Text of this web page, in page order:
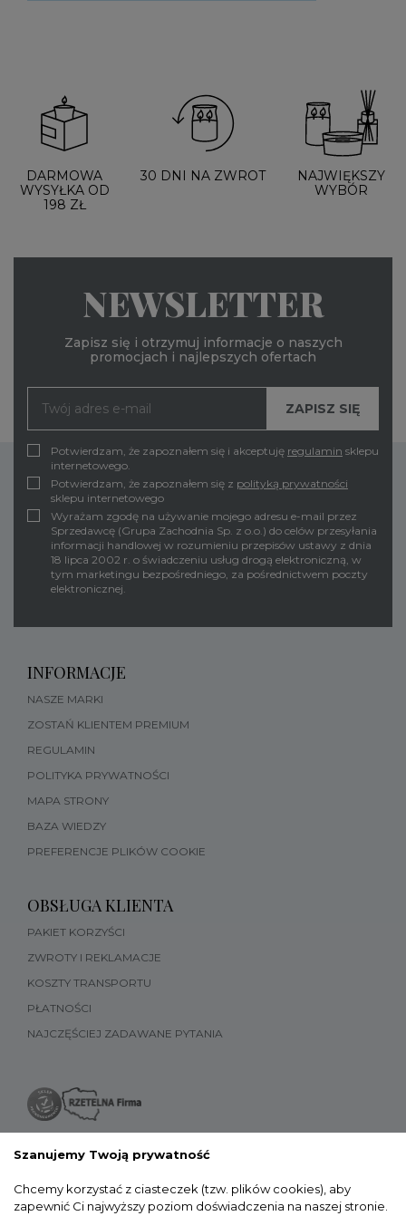
DARMOWA
WYSYŁKA OD
198 ZŁ
30 DNI NA ZWROT
NAJWIĘKSZY
WYBÓR
NEWSLETTER
Zapisz się i otrzymuj informacje o naszych
promocjach i najlepszych ofertach
Potwierdzam, że zapoznałem się i akceptuję regulamin sklepu
internetowego.
Potwierdzam, że zapoznałem się z polityką prywatności
sklepu internetowego
Wyrażam zgodę na używanie mojego adresu e-mail przez
Sprzedawcę (Grupa Zachodnia Sp. z o.o.) do celów przesyłania
informacji handlowej w rozumieniu przepisów ustawy z dnia
18 lipca 2002 r. o świadczeniu usług drogą elektroniczną, w
tym marketingu bezpośredniego, za pośrednictwem poczty
elektronicznej.
INFORMACJE
NASZE MARKI
ZOSTAŃ KLIENTEM PREMIUM
REGULAMIN
POLITYKA PRYWATNOŚCI
MAPA STRONY
BAZA WIEDZY
PREFERENCJE PLIKÓW COOKIE
OBSŁUGA KLIENTA
PAKIET KORZYŚCI
ZWROTY I REKLAMACJE
KOSZTY TRANSPORTU
PŁATNOŚCI
NAJCZĘŚCIEJ ZADAWANE PYTANIA
Szanujemy Twoją prywatność
Chcemy korzystać z ciasteczek (tzw. plików cookies), aby
zapewnić Ci najwyższy poziom doświadczenia na naszej stronie.